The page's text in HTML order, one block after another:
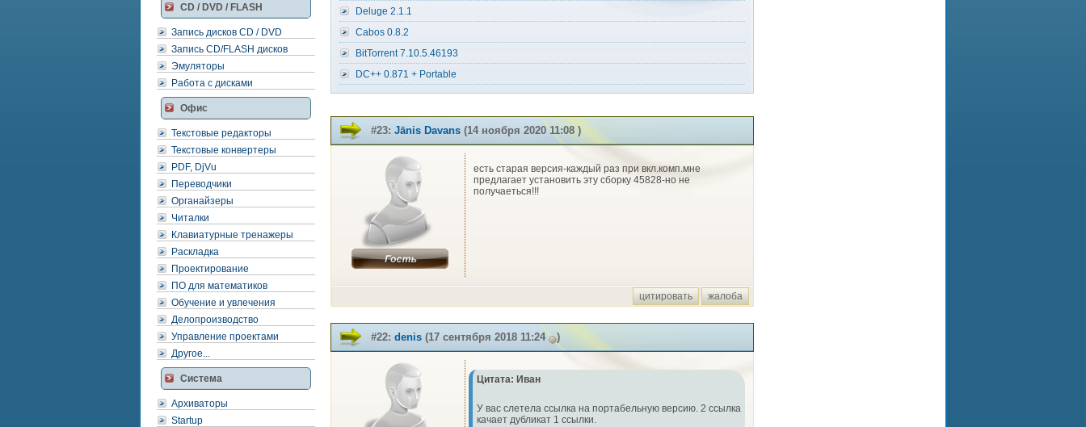
CD / DVD / FLASH
Запись дисков CD / DVD
Запись CD/FLASH дисков
Эмуляторы
Работа с дисками
Офис
Текстовые редакторы
Текстовые конвертеры
PDF, DjVu
Переводчики
Органайзеры
Читалки
Клавиатурные тренажеры
Раскладка
Проектирование
ПО для математиков
Обучение и увлечения
Делопроизводство
Управление проектами
Другое...
Система
Архиваторы
Startup
Deluge 2.1.1
Cabos 0.8.2
BitTorrent 7.10.5.46193
DC++ 0.871 + Portable
#23: Jānis Davans (14 ноября 2020 11:08 )
есть старая версия-каждый раз при вкл.комп.мне
предлагает установить эту сборку 45828-но не
получаеться!!!
цитировать жалоба
#22: denis (17 сентября 2018 11:24 )
Цитата: Иван
У вас слетела ссылка на портабельную версию. 2 ссылка
качает дубликат 1 ссылки.